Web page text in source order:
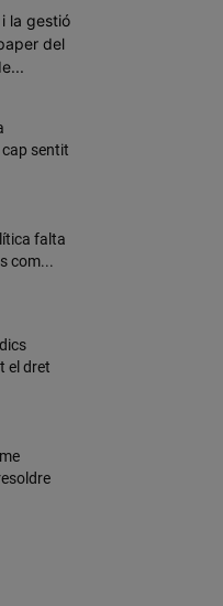
la gestió
del
sentit
falta
com...
el dret